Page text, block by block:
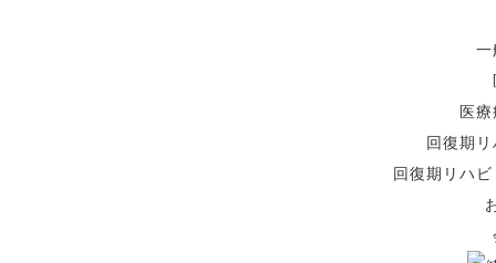
一
医
回復期
回復期リハ